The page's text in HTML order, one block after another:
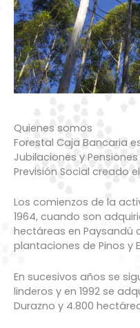
Quienes somos
Forestal Caja Bancaria
Jubilaciones y
Previsión Social creado
Los comienzos de la
1964, cuando son
hectáreas en Paysandú
plantaciones de Pinos y
En sucesivos años se
linderos y en 1992 se
Durazno y 4.800